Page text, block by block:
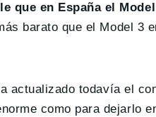
que en España el
barato que el Model 3
actualizado todavía el
como para dejarlo